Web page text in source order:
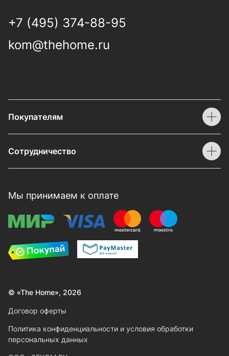
+7 (495) 374-88-95
kom@thehome.ru
Покупателям
Сотрудничество
Мы принимаем к оплате
© «The Home», 2026
Договор оферты
Политика конфиденциальности и условия обработки
персональных данных